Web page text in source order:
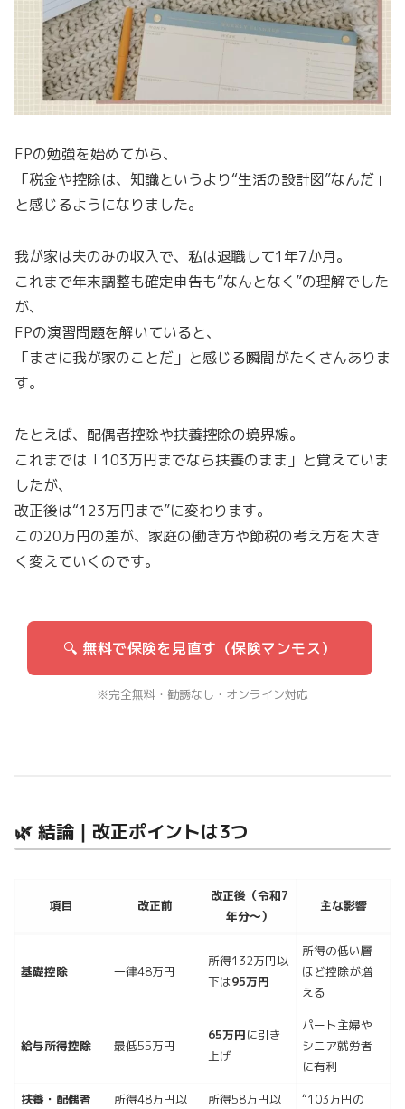
FPの勉強を始めてから、
「税金や控除は、知識というより“生活の設計図”なんだ」
と感じるようになりました。
我が家は夫のみの収入で、私は退職して1年7か月。
これまで年末調整も確定申告も“なんとなく”の理解でした
が、
FPの演習問題を解いていると、
「まさに我が家のことだ」と感じる瞬間がたくさんありま
す。
たとえば、配偶者控除や扶養控除の境界線。
これまでは「103万円までなら扶養のまま」と覚えていま
したが、
改正後は“123万円まで”に変わります。
この20万円の差が、家庭の働き方や節税の考え方を大き
く変えていくのです。
🔍 無料で保険を見直す（保険マンモス）
※完全無料・勧誘なし・オンライン対応
🌿 結論｜改正ポイントは3つ
項目 改正前
改正後（令和7
年分～）
主な影響
基礎控除 一律48万円
所得132万円以
下は95万円
所得の低い層
ほど控除が増
える
給与所得控除 最低55万円
65万円に引き
上げ
パート主婦や
シニア就労者
に有利
扶養・配偶者
所得48万円以
所得58万円以
“103万円の